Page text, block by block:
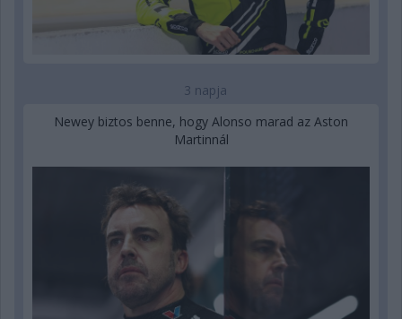
3 napja
Newey biztos benne, hogy Alonso marad az Aston
Martinnál